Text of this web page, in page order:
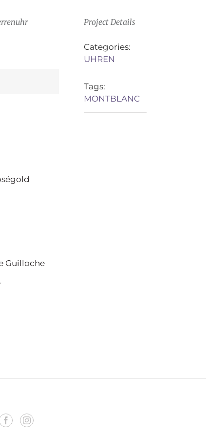
Guilloche
Project Details
Categories:
UHREN
Tags:
MONTBLANC